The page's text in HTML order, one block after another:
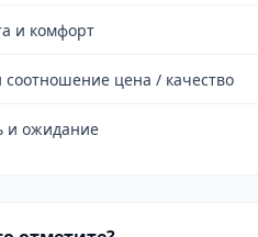
и комфорт
соотношение цена / качество
и ожидание